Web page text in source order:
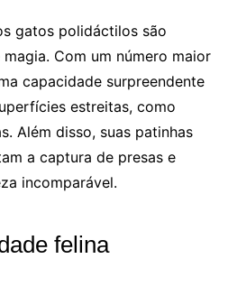
gatos polidáctilos são
Com um número maior
capacidade surpreendente
estreitas, como
Além disso, suas patinhas
a captura de presas e
incomparável.
felina